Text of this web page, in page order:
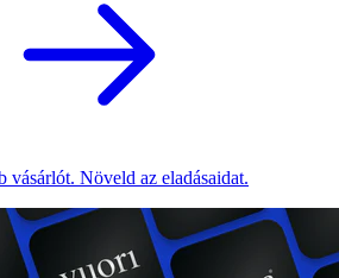
vásárlót. Növeld az eladásaidat.